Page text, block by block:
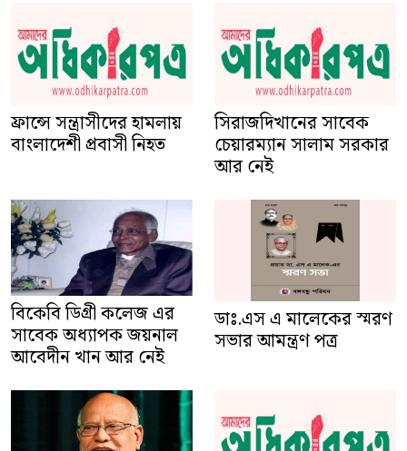
ফ্রান্সে সন্ত্রাসীদের হামলায়
বাংলাদেশী প্রবাসী নিহত
সিরাজদিখানের সাবেক
চেয়ারম্যান সালাম সরকার
আর নেই
বিকেবি ডিগ্রী কলেজ এর
সাবেক অধ্যাপক জয়নাল
আবেদীন খান আর নেই
ডাঃ.এস এ মালেকের স্মরণ
সভার আমন্ত্রণ পত্র